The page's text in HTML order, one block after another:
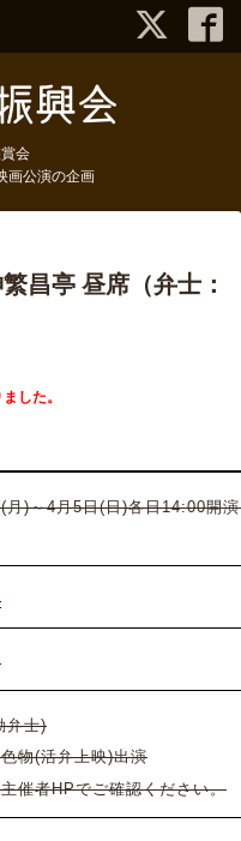
会
画公演の企画
昌亭 昼席（弁士：
した。
)～4月5日(日)各日14:00開演
士)
物(活弁上映)出演
催者HPでご確認ください。